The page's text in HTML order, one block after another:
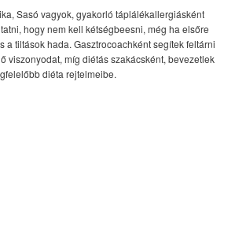
Sasó vagyok, gyakorló táplálékallergiásként
hogy nem kell kétségbeesni, még ha elsőre
a tiltások hada. Gasztrocoachként segítek feltárni
viszonyodat, míg diétás szakácsként, bevezetlek
diéta rejtelmeibe.